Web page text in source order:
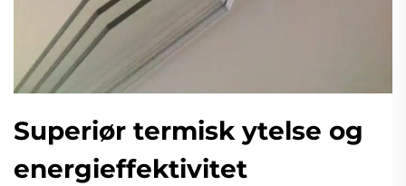
Superiør termisk ytelse og
energieffektivitet